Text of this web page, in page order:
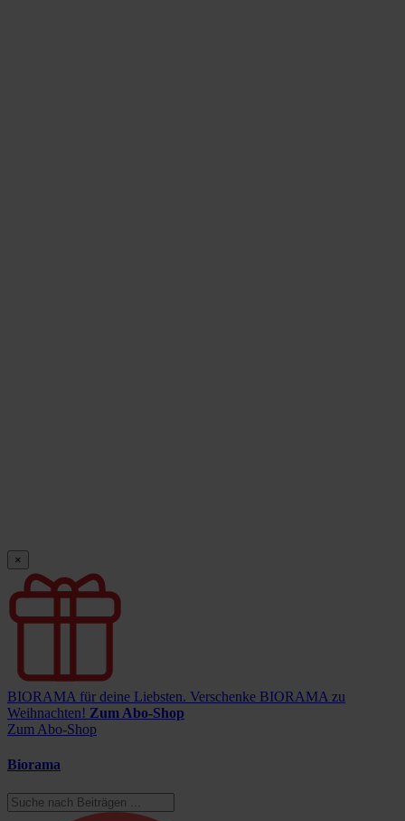
×
BIORAMA für deine Liebsten. Verschenke BIORAMA zu
Weihnachten! Zum Abo-Shop
Zum Abo-Shop
Biorama